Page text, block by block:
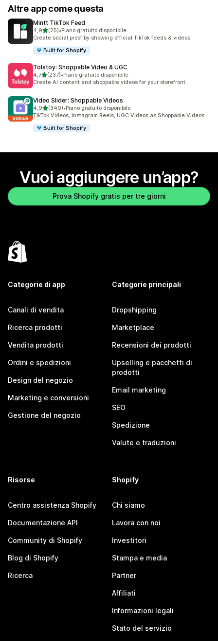
Altre app come questa
Mintt TikTok Feed
4,9stelle su 5
(25)
25 recensioni totali
•Piano gratuito disponibile
Create social proof by showing official TikTok feeds & videos.
Built for Shopify
Tolstoy: Shoppable Video & UGC
4,7stelle su 5
(237)
237 recensioni totali
•Piano gratuito disponibile
Create AI content and shoppable videos for your storefront.
Video Slider: Shoppable Videos
4,9stelle su 5
(349)
349 recensioni totali
•Piano gratuito disponibile
TikTok Videos, Instagram Reels, UGC Videos as Shoppable Videos
Built for Shopify
Vuoi aggiungere un’app?
Prova Shopify gratis per tre giorni
Categorie di app
Canali di vendita
Ricerca prodotti
Vendita prodotti
Ordini e spedizioni
Design del negozio
Marketing e conversioni
Gestione del negozio
Categorie principali
Dropshipping
Marketplace
Recensioni dei prodotti
Upselling e pacchetti di
prodotti
Email marketing
SEO
Spedizione
Valute e traduzioni
Risorse
Centro assistenza Shopify
Documentazione API
Community di Shopify
Blog di Shopify
Ricerca
Shopify
Chi siamo
Lavora con noi
Investitori
Stampa e media
Partner
Affiliati
Informazioni legali
Stato del servizio